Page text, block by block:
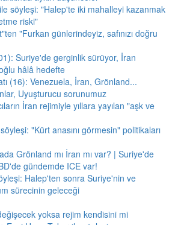
söyleşi: "Halep'te iki mahalleyi kazanmak
riski"
"Furkan günlerindeyiz, safınızı doğru
Suriye'de gerginlik sürüyor, İran
hâlâ hedefte
(16): Venezuela, İran, Grönland...
Uyuşturucu sorunumuz
İran rejimiyle yıllara yayılan "aşk ve
"Kürt anasını görmesin" politikaları
Grönland mı İran mı var? | Suriye'de
gündemde ICE var!
Halep'ten sonra Suriye'nin ve
sürecinin geleceği
yoksa rejim kendisini mi